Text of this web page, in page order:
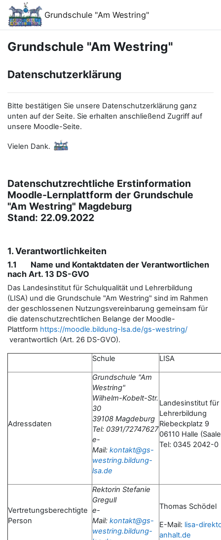
Ana içeriğe git
Grundschule "Am Westring"
Grundschule "Am Westring"
Datenschutzerklärung
Bitte bestätigen Sie unsere Datenschutzerklärung ganz
unten auf der Seite. Sie erhalten anschließend Zugriff auf
unsere Moodle-Seite.
Vielen Dank.
Datenschutzrechtliche Erstinformation
Moodle-Lernplattform der Grundschule
"Am Westring" Magdeburg
Stand: 22.09.2022
1. Verantwortlichkeiten
1.1 Name und Kontaktdaten der Verantwortlichen
nach Art. 13 DS-GVO
Das Landesinstitut für Schulqualität und Lehrerbildung
(LISA) und die Grundschule "Am Westring" sind im Rahmen
der geschlossenen Nutzungsvereinbarung gemeinsam für
die datenschutzrechtlichen Belange der Moodle-
Plattform https://moodle.bildung-lsa.de/gs-westring/
verantwortlich (Art. 26 DS-GVO).
Schule LISA
Adressdaten
Grundschule "Am
Westring"
Wilhelm-Kobelt-Str.
30
39108 Magdeburg
Tel: 0391/72747627
e-
Mail: kontakt@gs-
westring.bildung-
lsa.de
Landesinstitut
Lehrerbildung
Riebeckplatz 9
06110 Halle
Tel: 0345 2042-0
Vertretungsberechtigte
Person
Rektorin Stefanie
Gregull
e-
Mail: kontakt@gs-
westring.bildung-
Thomas Schödel
E-Mail: lisa-
anhalt.de